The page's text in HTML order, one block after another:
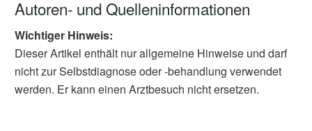
Autoren- und Quelleninformationen
Wichtiger Hinweis:
Dieser Artikel enthält nur allgemeine Hinweise und darf
nicht zur Selbstdiagnose oder -behandlung verwendet
werden. Er kann einen Arztbesuch nicht ersetzen.